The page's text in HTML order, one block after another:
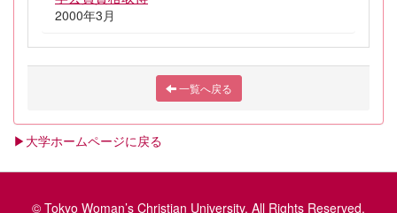
2000年3月
一覧へ戻る
▶大学ホームページに戻る
© Tokyo Woman’s Christian University. All Rights Reserved.